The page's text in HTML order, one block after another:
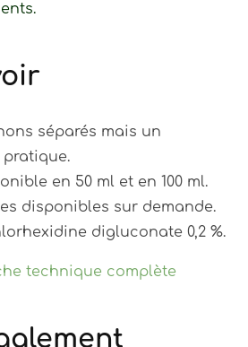
séparés mais un
en 50 ml et en 100 ml.
disponibles sur demande.
digluconate 0,2 %.
technique complète